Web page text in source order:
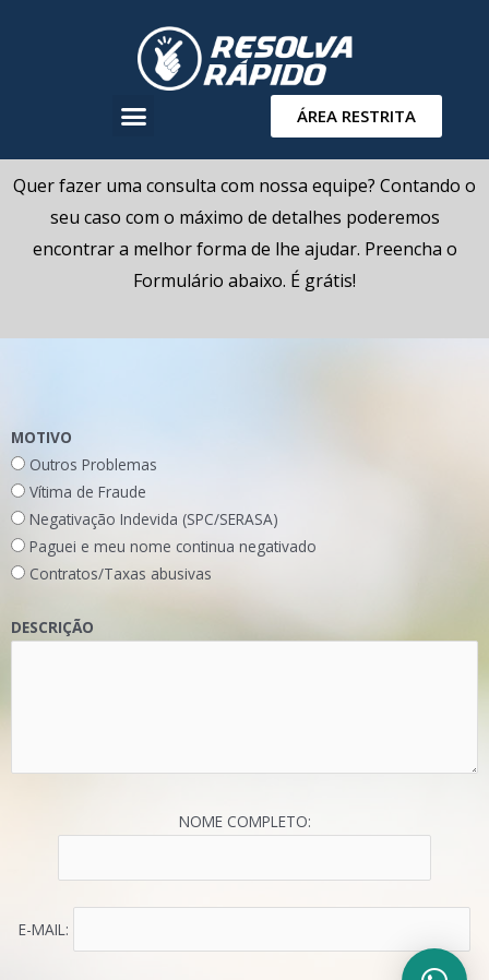
ÁREA RESTRITA
Quer fazer uma consulta com nossa equipe? Contando o
seu caso com o máximo de detalhes poderemos
encontrar a melhor forma de lhe ajudar. Preencha o
Formulário abaixo. É grátis!
MOTIVO
Outros Problemas
Vítima de Fraude
Negativação Indevida (SPC/SERASA)
Paguei e meu nome continua negativado
Contratos/Taxas abusivas
DESCRIÇÃO
NOME COMPLETO:
E-MAIL: